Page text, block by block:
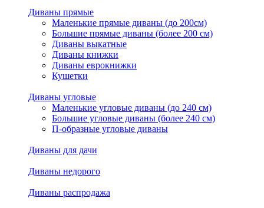
Диваны прямые
Маленькие прямые диваны (до 200см)
Большие прямые диваны (более 200 см)
Диваны выкатные
Диваны книжки
Диваны еврокнижки
Кушетки
Диваны угловые
Маленькие угловые диваны (до 240 см)
Большие угловые диваны (более 240 см)
П-образные угловые диваны
Диваны для дачи
Диваны недорого
Диваны распродажа